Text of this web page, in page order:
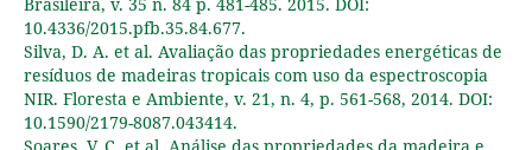
Brasileira, v. 35 n. 84 p. 481-485. 2015. DOI:
10.4336/2015.pfb.35.84.677.
Silva, D. A. et al. Avaliação das propriedades energéticas de
resíduos de madeiras tropicais com uso da espectroscopia
NIR. Floresta e Ambiente, v. 21, n. 4, p. 561-568, 2014. DOI:
10.1590/2179-8087.043414.